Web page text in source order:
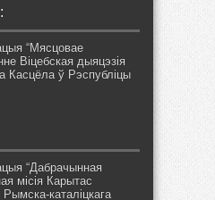
“Мясцовае
Віцебская дыяцэзія
Касцёла ў Рэспубліцы
“Дабрачынная
місія Карытас
Рымска-каталіцкага